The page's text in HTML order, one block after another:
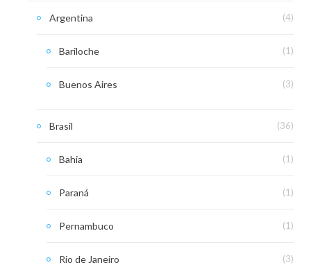
Argentina (4)
Bariloche (1)
Buenos Aires (3)
Brasil (36)
Bahia (1)
Paraná (1)
Pernambuco (1)
Rio de Janeiro (3)